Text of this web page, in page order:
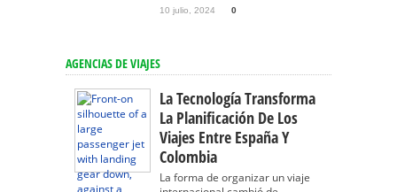
10 julio, 2024 0
AGENCIAS DE VIAJES
La Tecnología Transforma
La Planificación De Los
Viajes Entre España Y
Colombia
La forma de organizar un viaje